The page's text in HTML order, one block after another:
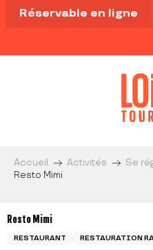
Aller
au
principal
Réservable en ligne
Accueil Activités Se
Resto Mimi
Resto Mimi
RESTAURANT RESTAURATION